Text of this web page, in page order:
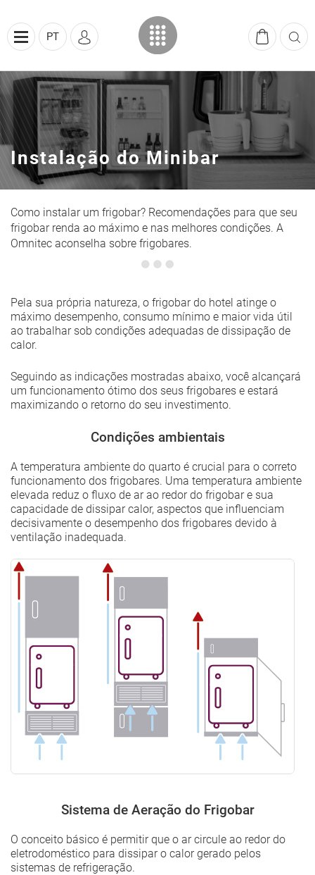
PT
Instalação do Minibar
Como instalar um frigobar? Recomendações para que seu
frigobar renda ao máximo e nas melhores condições. A
Omnitec aconselha sobre frigobares.
Pela sua própria natureza, o frigobar do hotel atinge o
máximo desempenho, consumo mínimo e maior vida útil
ao trabalhar sob condições adequadas de dissipação de
calor.
Seguindo as indicações mostradas abaixo, você alcançará
um funcionamento ótimo dos seus frigobares e estará
maximizando o retorno do seu investimento.
Condições ambientais
A temperatura ambiente do quarto é crucial para o correto
funcionamento dos frigobares. Uma temperatura ambiente
elevada reduz o fluxo de ar ao redor do frigobar e sua
capacidade de dissipar calor, aspectos que influenciam
decisivamente o desempenho dos frigobares devido à
ventilação inadequada.
Sistema de Aeração do Frigobar
O conceito básico é permitir que o ar circule ao redor do
eletrodoméstico para dissipar o calor gerado pelos
sistemas de refrigeração.